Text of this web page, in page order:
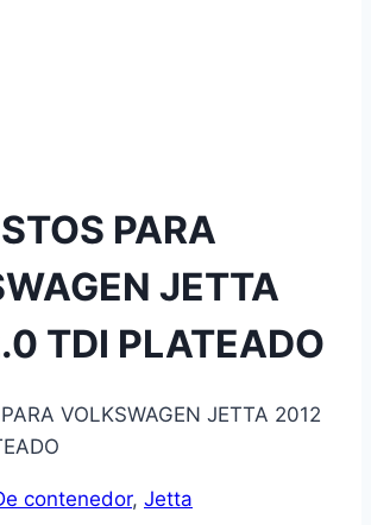
PARA
JETTA
TDI PLATEADO
VOLKSWAGEN JETTA 2012
contenedor, Jetta